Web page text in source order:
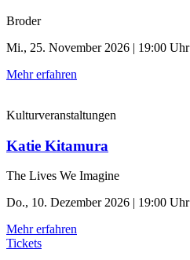
Broder
Mi., 25. November 2026 | 19:00 Uhr
Mehr erfahren
Kulturveranstaltungen
Katie Kitamura
The Lives We Imagine
Do., 10. Dezember 2026 | 19:00 Uhr
Mehr erfahren
Tickets